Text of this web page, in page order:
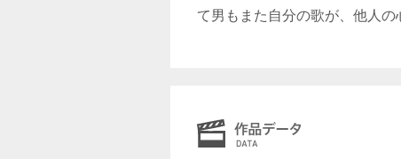
て男もまた自分の歌が、他人の